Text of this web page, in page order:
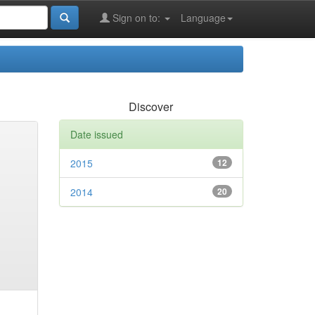
Language
Sign on to:
Discover
Date issued
12
2015
20
2014